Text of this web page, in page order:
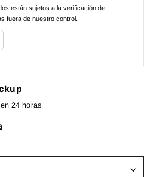
están sujetos a la verificación de
fuera de nuestro control.
24 horas